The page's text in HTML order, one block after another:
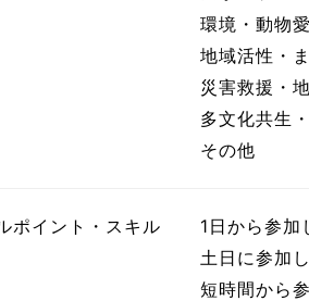
環境・動物
地域活性・
災害救援・
多文化共生
その他
ポイント・スキル
1日から参加
土日に参加
短時間から